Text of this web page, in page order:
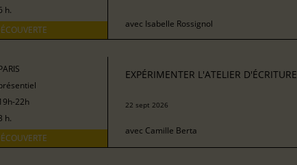
h.
avec Isabelle Rossignol
22h
h.
EXPÉRIMENTER L'ATELIER D'ÉCRITURE
22 sept 2026
avec Camille Berta